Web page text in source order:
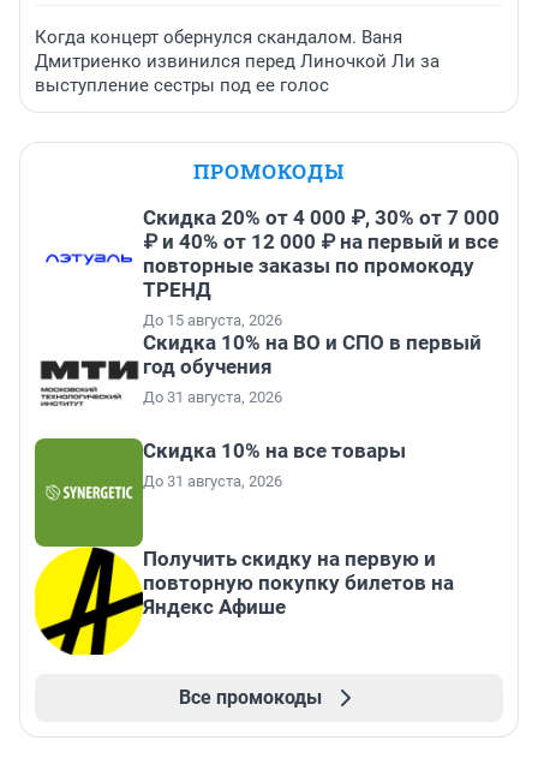
Когда концерт обернулся скандалом. Ваня
Дмитриенко извинился перед Линочкой Ли за
выступление сестры под ее голос
ПРОМОКОДЫ
Скидка 20% от 4 000 ₽, 30% от 7 000
₽ и 40% от 12 000 ₽ на первый и все
повторные заказы по промокоду
ТРЕНД
До 15 августа, 2026
Скидка 10% на ВО и СПО в первый
год обучения
До 31 августа, 2026
Скидка 10% на все товары
До 31 августа, 2026
Получить скидку на первую и
повторную покупку билетов на
Яндекс Афише
Все промокоды